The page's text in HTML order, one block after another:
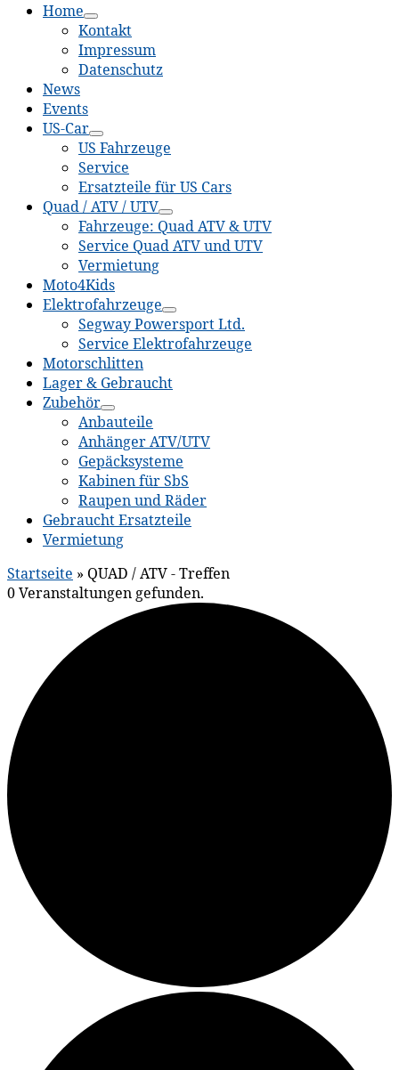
Home
Kontakt
Impressum
Datenschutz
News
Events
US-Car
US Fahrzeuge
Service
Ersatzteile für US Cars
Quad / ATV / UTV
Fahrzeuge: Quad ATV & UTV
Service Quad ATV und UTV
Vermietung
Moto4Kids
Elektrofahrzeuge
Segway Powersport Ltd.
Service Elektrofahrzeuge
Motorschlitten
Lager & Gebraucht
Zubehör
Anbauteile
Anhänger ATV/UTV
Gepäcksysteme
Kabinen für SbS
Raupen und Räder
Gebraucht Ersatzteile
Vermietung
Startseite » QUAD / ATV - Treffen
0 Veranstaltungen gefunden.